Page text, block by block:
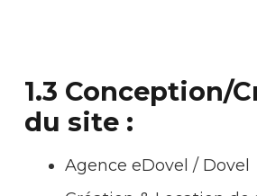
1.3 Conception/
du site :
Agence eDovel / Dovel